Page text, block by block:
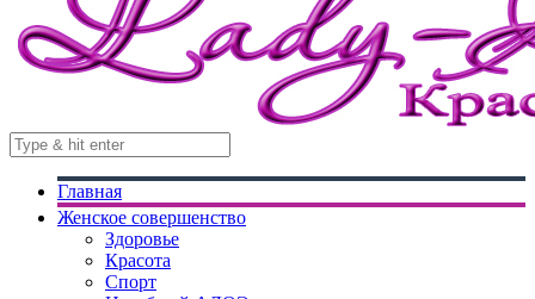
Главная
Женское совершенство
Здоровье
Красота
Спорт